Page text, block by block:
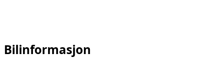
Bilinformasjon